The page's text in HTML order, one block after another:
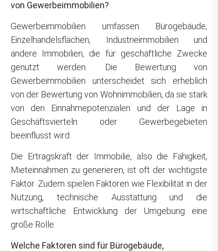
von Gewerbeimmobilien?
Gewerbeimmobilien umfassen Bürogebäude,
Einzelhandelsflächen, Industrieimmobilien und
andere Immobilien, die für geschäftliche Zwecke
genutzt werden. Die Bewertung von
Gewerbeimmobilien unterscheidet sich erheblich
von der Bewertung von Wohnimmobilien, da sie stark
von den Einnahmepotenzialen und der Lage in
Geschäftsvierteln oder Gewerbegebieten
beeinflusst wird.
Die Ertragskraft der Immobilie, also die Fähigkeit,
Mieteinnahmen zu generieren, ist oft der wichtigste
Faktor. Zudem spielen Faktoren wie Flexibilität in der
Nutzung, technische Ausstattung und die
wirtschaftliche Entwicklung der Umgebung eine
große Rolle.
Welche Faktoren sind für Bürogebäude,